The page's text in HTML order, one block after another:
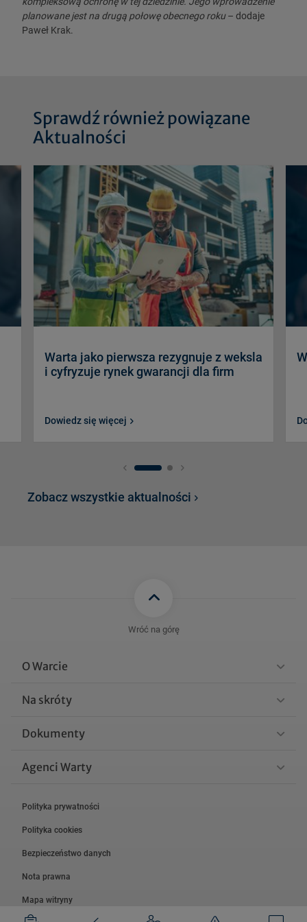
planowane jest na drugą połowę obecnego roku– dodaje
Paweł Krak.
Sprawdź również powiązane
Aktualności
Warta jako pierwsza rezygnuje z weksla
i cyfryzuje rynek gwarancji dla firm
Dowiedz się więcej
Zobacz wszystkie aktualności
Wróć na górę
O Warcie
Na skróty
Dokumenty
Agenci Warty
Polityka prywatności
Polityka cookies
Bezpieczeństwo danych
Nota prawna
Mapa witryny